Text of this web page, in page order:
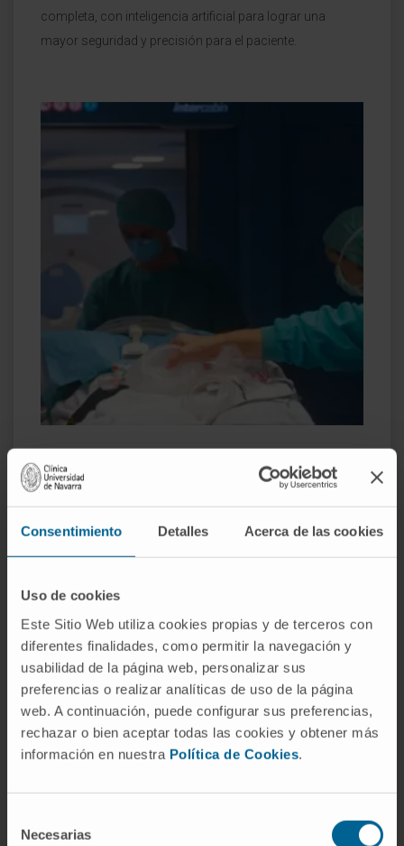
Consentimiento Detalles Acerca de las cookies
Uso de cookies
Este Sitio Web utiliza cookies propias y de terceros con
diferentes finalidades, como permitir la navegación y
usabilidad de la página web, personalizar sus
preferencias o realizar analíticas de uso de la página
web. A continuación, puede configurar sus preferencias,
rechazar o bien aceptar todas las cookies y obtener más
información en nuestra Política de Cookies.
Necesarias
completa, con inteligencia artificial para lograr una
mayor seguridad y precisión para el paciente.
RMN 3Teslas
Teslas que mejora el diagnóstico y permite realizar las